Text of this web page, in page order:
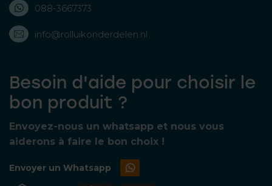
088-3667373
info@rolluikonderdelen.nl
Besoin d'aide pour choisir le
bon produit ?
Envoyez-nous un whatsapp et nous vous
aiderons à faire le bon choix !
Envoyer un Whatsapp